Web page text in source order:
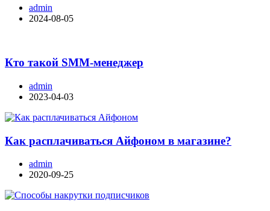
admin
2024-08-05
Кто такой SMM-менеджер
admin
2023-04-03
Как расплачиваться Айфоном в магазине?
admin
2020-09-25